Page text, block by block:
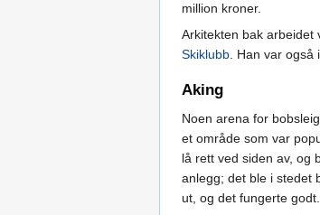
million kroner.
Arkitekten bak arbeidet
Skiklubb. Han var også
Aking
Noen arena for
et område som var
lå rett ved siden av, og
anlegg; det ble i stedet
ut, og det fungerte godt.